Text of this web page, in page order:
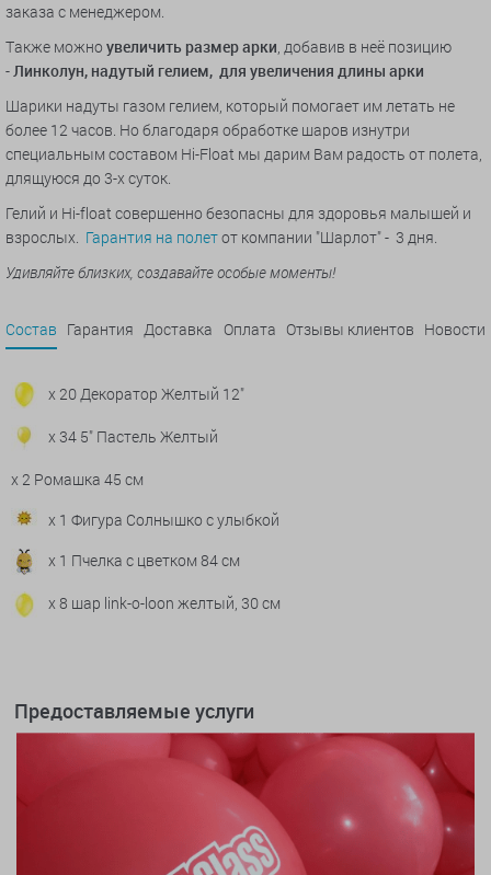
заказа с менеджером.
Также можно увеличить размер арки, добавив в неё позицию
-Линколун, надутый гелием, для увеличения длины арки
Шарики надуты газом гелием, который помогает им летать не
более 12 часов. Но благодаря обработке шаров изнутри
специальным составом Hi-Float мы дарим Вам радость от полета,
длящуюся до 3-х суток.
Гелий и Hi-float совершенно безопасны для здоровья малышей и
взрослых. Гарантия на полетот компании "Шарлот" - 3 дня.
Удивляйте близких, создавайте особые моменты!
Состав Гарантия Доставка Оплата Отзывы клиентов Новости
x 20 Декоратор Желтый 12"
x 34 5" Пастель Желтый
x 2 Ромашка 45 см
x 1 Фигура Солнышко с улыбкой
x 1 Пчелка с цветком 84 см
x 8 шар link-o-loon желтый, 30 см
Предоставляемые услуги